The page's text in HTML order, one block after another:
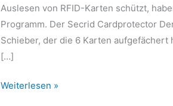
Auslesen von RFID-Karten schützt,
Programm. Der Secrid Cardprotector
Schieber, der die 6 Karten
[…]
Neuheiten
Weiterlesen »